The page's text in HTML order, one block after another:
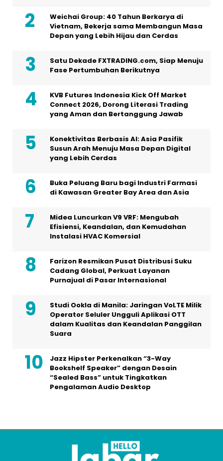
Weichai Group: 40 Tahun Berkarya di
Vietnam, Bekerja sama Membangun Masa
Depan yang Lebih Hijau dan Cerdas
Satu Dekade FXTRADING.com, Siap Menuju
Fase Pertumbuhan Berikutnya
KVB Futures Indonesia Kick Off Market
Connect 2026, Dorong Literasi Trading
yang Aman dan Bertanggung Jawab
Konektivitas Berbasis AI: Asia Pasifik
Susun Arah Menuju Masa Depan Digital
yang Lebih Cerdas
Buka Peluang Baru bagi Industri Farmasi
di Kawasan Greater Bay Area dan Asia
Midea Luncurkan V9 VRF: Mengubah
Efisiensi, Keandalan, dan Kemudahan
Instalasi HVAC Komersial
Farizon Resmikan Pusat Distribusi Suku
Cadang Global, Perkuat Layanan
Purnajual di Pasar Internasional
Studi Ookla di Manila: Jaringan VoLTE Milik
Operator Seluler Ungguli Aplikasi OTT
dalam Kualitas dan Keandalan Panggilan
Suara
Jazz Hipster Perkenalkan “3-Way
Bookshelf Speaker” dengan Desain
“Sealed Bass” untuk Tingkatkan
Pengalaman Audio Desktop